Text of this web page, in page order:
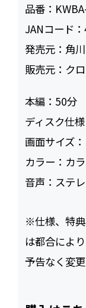
品番：
JANコード：
発売元： 角
販売元： ク
本編： 50
ディスク仕様
画面サイズ：
カラー： カ
音声： ステ
※仕様、特
は都合により
予告なく変